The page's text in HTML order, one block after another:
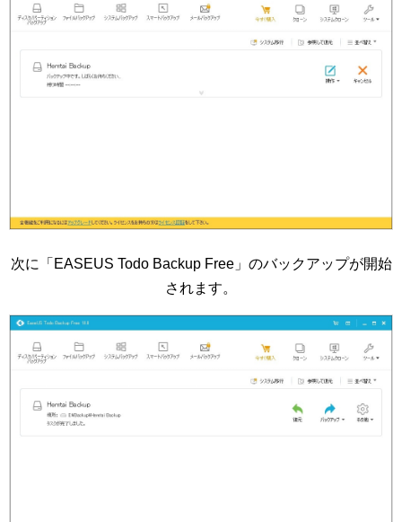
次に「EASEUS Todo Backup Free」のバックアップが開始
されます。